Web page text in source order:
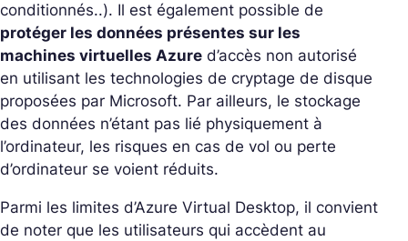
conditionnés..). Il est également possible de
protéger les données présentes sur les
machines virtuelles Azure d’accès non autorisé
en utilisant les technologies de cryptage de disque
proposées par Microsoft. Par ailleurs, le stockage
des données n’étant pas lié physiquement à
l’ordinateur, les risques en cas de vol ou perte
d’ordinateur se voient réduits.
Parmi les limites d’Azure Virtual Desktop, il convient
de noter que les utilisateurs qui accèdent au